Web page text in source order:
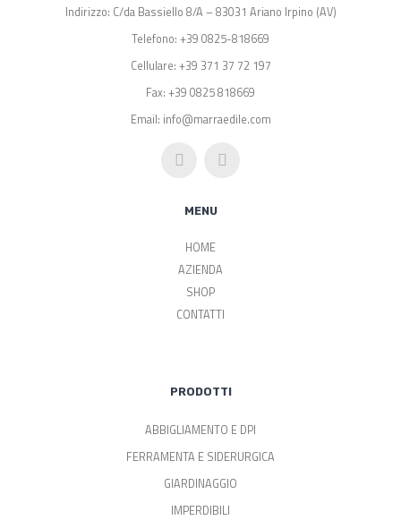
Indirizzo: C/da Bassiello 8/A – 83031 Ariano Irpino (AV)
Telefono: +39 0825-818669
Cellulare: +39 371 37 72 197
Fax: +39 0825 818669
Email: info@marraedile.com
MENU
HOME
AZIENDA
SHOP
CONTATTI
PRODOTTI
ABBIGLIAMENTO E DPI
FERRAMENTA E SIDERURGICA
GIARDINAGGIO
IMPERDIBILI